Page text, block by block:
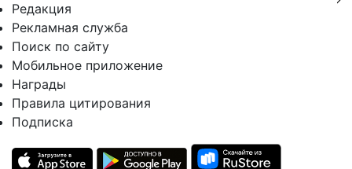
Редакция
Рекламная служба
Поиск по сайту
Мобильное приложение
Награды
Правила цитирования
Подписка